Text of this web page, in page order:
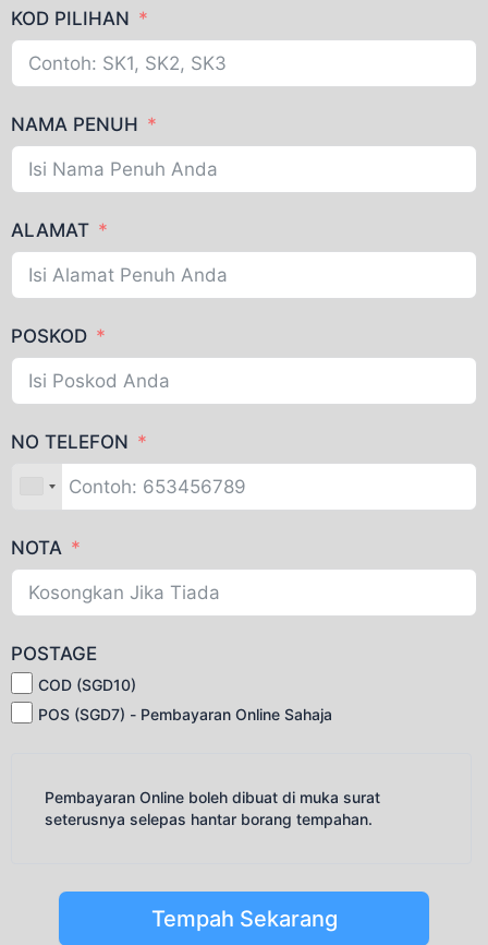
KOD PILIHAN
NAMA PENUH
ALAMAT
POSKOD
NO TELEFON
NOTA
POSTAGE
COD (SGD10)
POS (SGD7) - Pembayaran Online Sahaja
Pembayaran Online boleh dibuat di muka surat
seterusnya selepas hantar borang tempahan.
Tempah Sekarang